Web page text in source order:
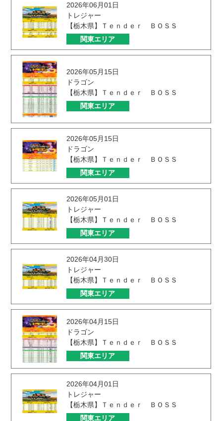
2026年06月01日
トレジャー
【栃木県】Ｔｅｎｄｅｒ ＢＯＳＳ
関東エリア
2026年05月15日
ドラゴン
【栃木県】Ｔｅｎｄｅｒ ＢＯＳＳ
関東エリア
2026年05月15日
ドラゴン
【栃木県】Ｔｅｎｄｅｒ ＢＯＳＳ
関東エリア
2026年05月01日
トレジャー
【栃木県】Ｔｅｎｄｅｒ ＢＯＳＳ
関東エリア
2026年04月30日
トレジャー
【栃木県】Ｔｅｎｄｅｒ ＢＯＳＳ
関東エリア
2026年04月15日
ドラゴン
【栃木県】Ｔｅｎｄｅｒ ＢＯＳＳ
関東エリア
2026年04月01日
トレジャー
【栃木県】Ｔｅｎｄｅｒ ＢＯＳＳ
関東エリア